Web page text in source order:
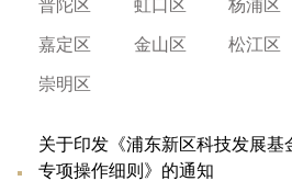
普陀区 虹口区 杨浦区
嘉定区 金山区 松江区
崇明区
关于印发《浦东新区科技发展基
专项操作细则》的通知